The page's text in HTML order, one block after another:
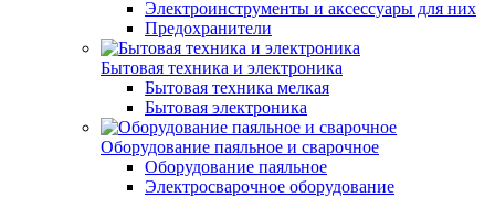
Электроинструменты и аксессуары для них
Предохранители
Бытовая техника и электроника
Бытовая техника мелкая
Бытовая электроника
Оборудование паяльное и сварочное
Оборудование паяльное
Электросварочное оборудование